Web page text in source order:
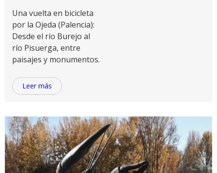
Una vuelta en bicicleta
por la Ojeda (Palencia):
Desde el río Burejo al
río Pisuerga, entre
paisajes y monumentos.
Leer más